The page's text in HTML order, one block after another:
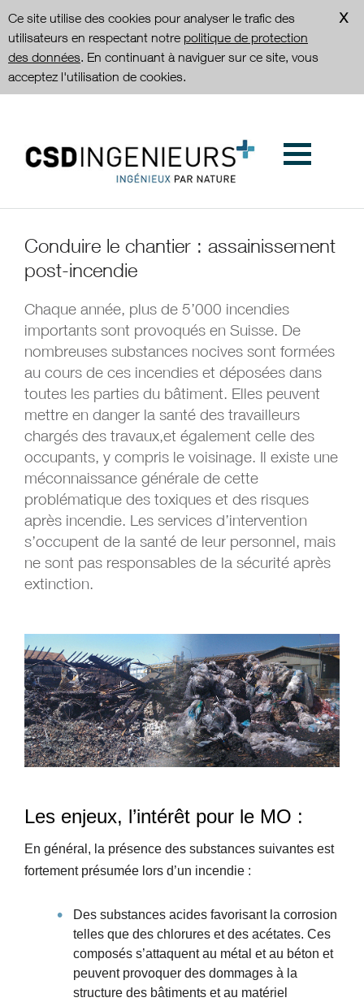
Ce site utilise des cookies pour analyser le trafic des
utilisateurs en respectant notre politique de protection
des données. En continuant à naviguer sur ce site, vous
acceptez l'utilisation de cookies.
Conduire le chantier : assainissement
post-incendie
Chaque année, plus de 5’000 incendies
importants sont provoqués en Suisse. De
nombreuses substances nocives sont formées
au cours de ces incendies et déposées dans
toutes les parties du bâtiment. Elles peuvent
mettre en danger la santé des travailleurs
chargés des travaux,et également celle des
occupants, y compris le voisinage. Il existe une
méconnaissance générale de cette
problématique des toxiques et des risques
après incendie. Les services d’intervention
s’occupent de la santé de leur personnel, mais
ne sont pas responsables de la sécurité après
extinction.
Les enjeux, l’intérêt pour le MO :
En général, la présence des substances suivantes est
fortement présumée lors d’un incendie :
Des substances acides favorisant la corrosion
telles que des chlorures et des acétates. Ces
composés s’attaquent au métal et au béton et
peuvent provoquer des dommages à la
structure des bâtiments et au matériel